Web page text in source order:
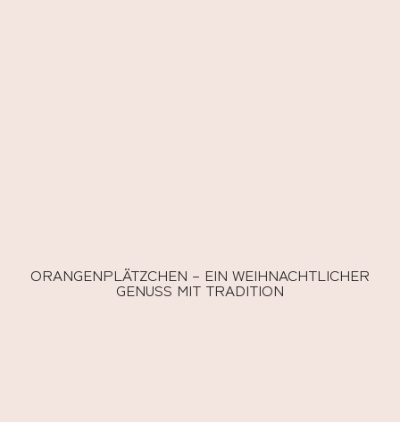
ORANGENPLÄTZCHEN – EIN WEIHNACHTLICHER
GENUSS MIT TRADITION